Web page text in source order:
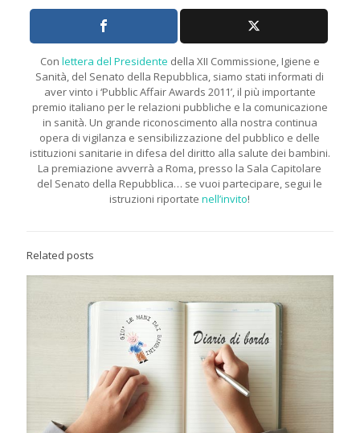
Con lettera del Presidente della XII Commissione, Igiene e
Sanità, del Senato della Repubblica, siamo stati informati di
aver vinto i ‘Pubblic Affair Awards 2011’, il più importante
premio italiano per le relazioni pubbliche e la comunicazione
in sanità. Un grande riconoscimento alla nostra continua
opera di vigilanza e sensibilizzazione del pubblico e delle
istituzioni sanitarie in difesa del diritto alla salute dei bambini.
La premiazione avverrà a Roma, presso la Sala Capitolare
del Senato della Repubblica… se vuoi partecipare, segui le
istruzioni riportatenell’invito!
Related posts